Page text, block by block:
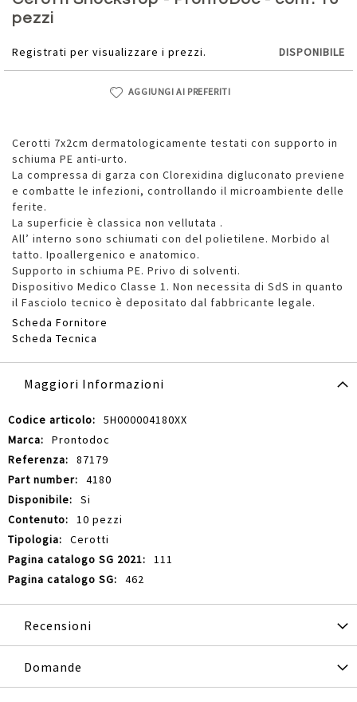
pezzi
Registrati per visualizzare i prezzi. DISPONIBILE
AGGIUNGI AI PREFERITI
Cerotti 7x2cm dermatologicamente testati con supporto in
schiuma PE anti-urto.
La compressa di garza con Clorexidina digluconato previene
e combatte le infezioni, controllando il microambiente delle
ferite.
La superficie è classica non vellutata .
All’ interno sono schiumati con del polietilene. Morbido al
tatto. Ipoallergenico e anatomico.
Supporto in schiuma PE. Privo di solventi.
Dispositivo Medico Classe 1. Non necessita di SdS in quanto
il Fasciolo tecnico è depositato dal fabbricante legale.
Scheda Fornitore
Scheda Tecnica
della
galleria
immagini
Maggiori Informazioni
Maggiori
Informazioni
5H000004180XX
Prontodoc
87179
4180
Si
10 pezzi
Cerotti
111
462
Recensioni
Domande